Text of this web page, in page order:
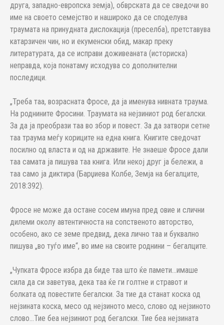
друга, западно-европска земја), обврската да се сведочи во
име на своето семејство и нашироко да се споделува
траумата на принудната дислокација (преселба), претставува
катарзичен чин, но и екуменски обид, макар преку
литературата, да се исправи доживеаната (историска)
неправда, која понатаму исходува со дополнителни
последици.
„Треба таа, возрасната Фросе, да ја именува нивната траума.
На роднините Фросини. Траумата на нејзиниот род бегалски.
За да ја преобрази таа во збор и повест. За да затвори сетне
таа траума меѓу кориците на една книга. Книгите сведочат
посилно од власта и од на државите. Не знаеше Фросе дали
таа самата ја пишува таа книга. Или некој друг ја бележи, а
таа само ја диктира (Барџиева Колбе, Земја на бегалците,
2018:392).
Фросе не може да остане сосем имуна пред овие и слични
дилеми околу автентичноста на сопственото авторство,
особено, ако се земе предвид, дека лично таа и буквално
пишува „во туѓо име“, во име на своите роднини – бегалците.
„Чупката Фросе избра да биде таа што ќе памети…имаше
сила да си заветува, дека таа ќе ги голтне и стравот и
болката од повестите бегалски. За тие да станат коска од
нејзината коска, месо од нејзиното месо, слово од нејзиното
слово…Тие беа нејзиниот род бегалски. Тие беа нејзината